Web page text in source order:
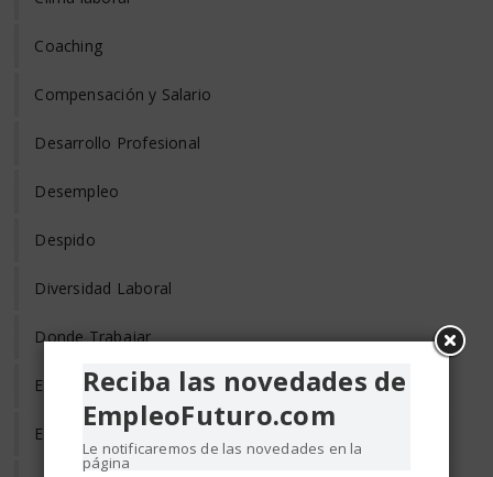
Coaching
Compensación y Salario
Desarrollo Profesional
Desempleo
Despido
Diversidad Laboral
Donde Trabajar
Empleo de Tercera Edad
Empleo Discapacitados
Reciba las novedades de
EmpleoFuturo.com
Le notificaremos de las novedades en la
página